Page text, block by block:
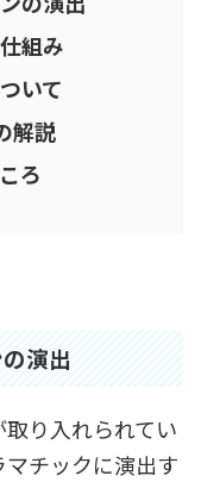
組み
いて
解説
ろ
演出
り入れられてい
チックに演出す